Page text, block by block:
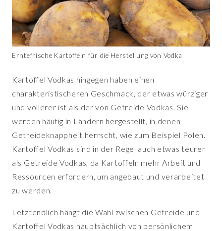
Erntefrische Kartoffeln für die Herstellung von Vodka
Kartoffel Vodkas hingegen haben einen
charakteristischeren Geschmack, der etwas würziger
und vollerer ist als der von Getreide Vodkas. Sie
werden häufig in Ländern hergestellt, in denen
Getreideknappheit herrscht, wie zum Beispiel Polen.
Kartoffel Vodkas sind in der Regel auch etwas teurer
als Getreide Vodkas, da Kartoffeln mehr Arbeit und
Ressourcen erfordern, um angebaut und verarbeitet
zu werden.
Letztendlich hängt die Wahl zwischen Getreide und
Kartoffel Vodkas hauptsächlich von persönlichem